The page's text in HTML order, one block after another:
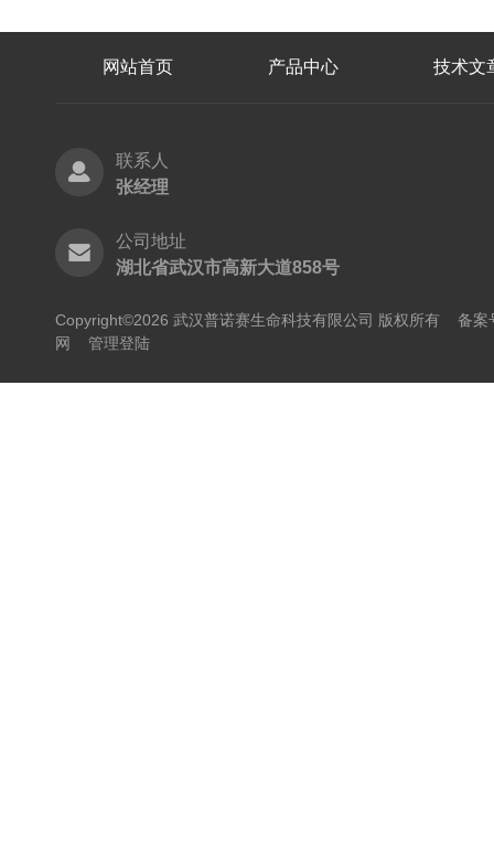
网站首页 产品中心 技术文
联系人
张经理
公司地址
湖北省武汉市高新大道858号
Copyright©2026 武汉普诺赛生命科技有限公司 版权所有 备案
网
管理登陆